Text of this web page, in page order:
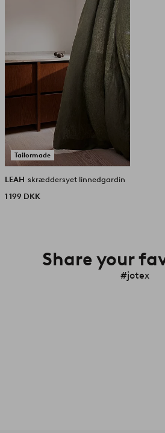
Tailormade
til
favoritter
LEAH skræddersyet linnedgardin
1 199 DKK
Share your
#jotex